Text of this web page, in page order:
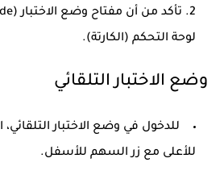
لوحة التحكم (الكارتة).
وضع الاختبار التلقائي
للدخول في وضع الاختبار
للأعلى مع زرالسهم للأسفل.